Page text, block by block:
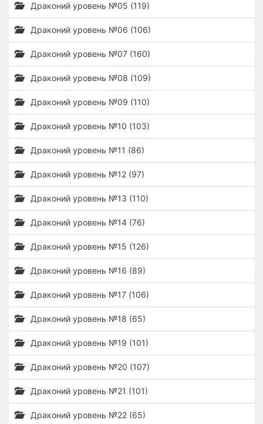
Драконий уровень №05 (119)
Драконий уровень №06 (106)
Драконий уровень №07 (160)
Драконий уровень №08 (109)
Драконий уровень №09 (110)
Драконий уровень №10 (103)
Драконий уровень №11 (86)
Драконий уровень №12 (97)
Драконий уровень №13 (110)
Драконий уровень №14 (76)
Драконий уровень №15 (126)
Драконий уровень №16 (89)
Драконий уровень №17 (106)
Драконий уровень №18 (65)
Драконий уровень №19 (101)
Драконий уровень №20 (107)
Драконий уровень №21 (101)
Драконий уровень №22 (65)